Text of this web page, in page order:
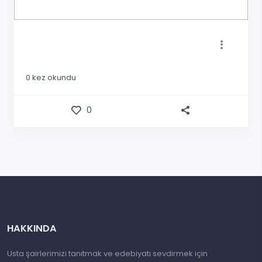
0 kez okundu
0
HAKKINDA
Usta şairlerimizi tanıtmak ve edebiyatı sevdirmek için